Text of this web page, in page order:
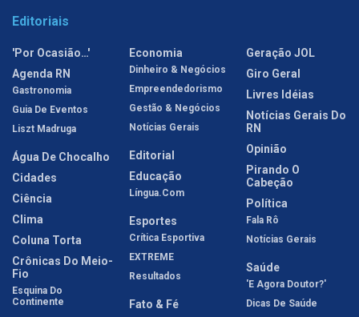
Editoriais
'Por Ocasião…'
Agenda RN
Gastronomia
Guia De Eventos
Liszt Madruga
Água De Chocalho
Cidades
Ciência
Clima
Coluna Torta
Crônicas Do Meio-
Fio
Esquina Do
Continente
Economia
Dinheiro & Negócios
Empreendedorismo
Gestão & Negócios
Notícias Gerais
Editorial
Educação
Língua.com
Esportes
Crítica Esportiva
EXTREME
Resultados
Fato & Fé
Geração JOL
Giro Geral
Livres Idéias
Notícias Gerais Do
RN
Opinião
Pirando O
Cabeção
Política
Fala Rô
Notícias Gerais
Saúde
'E Agora Doutor?'
Dicas De Saúde